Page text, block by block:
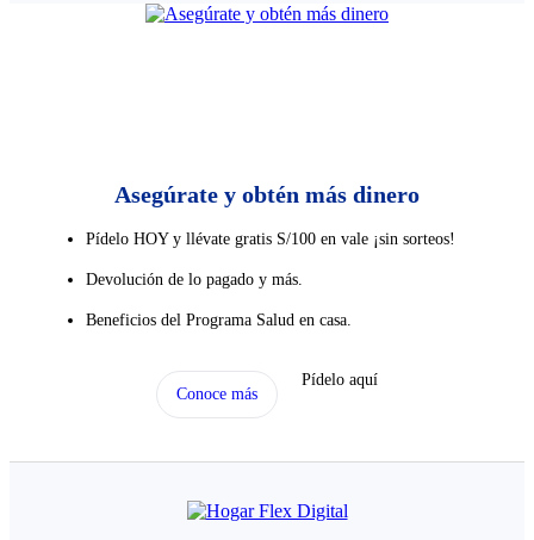
Asegúrate y obtén más dinero
Pídelo HOY y llévate gratis S/100 en vale ¡sin sorteos!​
Devolución de lo pagado y más.
Beneficios del Programa Salud en casa.
Pídelo aquí
Conoce más